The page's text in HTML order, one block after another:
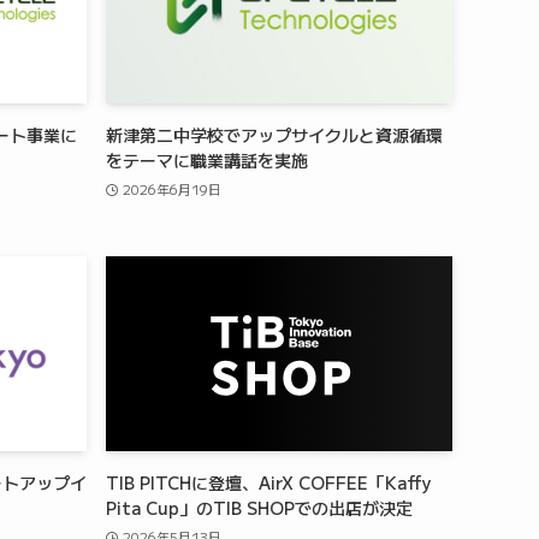
ト事業に
新津第二中学校でアップサイクルと資源循環
をテーマに職業講話を実施
2026年6月19日
アップイ
TIB PITCHに登壇、AirX COFFEE「Kaffy
Pita Cup」のTIB SHOPでの出店が決定